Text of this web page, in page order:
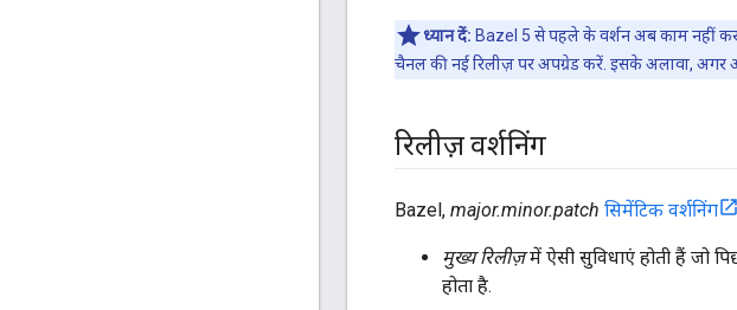
ध्यान दें: Bazel 5 से पहले के वर्शन अब काम नहीं
चैनल की नई रिलीज़ पर अपग्रेड करें. इसके अलावा, अगर
रिलीज़ वर्शनिंग
Bazel, major.minor.patch सिमेंटिक वर्शनिंग
मुख्य रिलीज़में ऐसी सुविधाएं होती हैं जो
होता है.